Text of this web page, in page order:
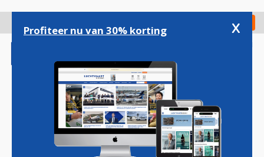
gaan
Check in
Magazine Podcasts Vacatures
Profiteer nu van 30% korting x